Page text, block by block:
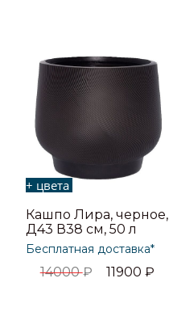
+ цвета
Кашпо Лира, черное,
Д43 В38 см, 50 л
Бесплатная доставка*
14000₽ 11900 ₽